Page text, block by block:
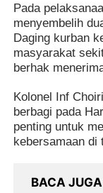
Pada
menyembelih
Daging kurban
masyarakat
berhak
Kolonel Inf
berbagi pada
penting untuk
kebersamaan di
BACA JUGA